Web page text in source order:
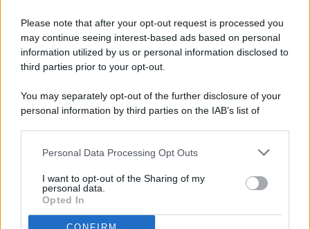
Please note that after your opt-out request is processed you
may continue seeing interest-based ads based on personal
information utilized by us or personal information disclosed to
third parties prior to your opt-out.
You may separately opt-out of the further disclosure of your
personal information by third parties on the IAB’s list of
This information may also be disclosed by us to third parties
disclose it to other third parties.
Personal Data Processing Opt Outs
I want to opt-out of the Sharing of my
personal data.
Opted In
CONFIRM
1336/2020
ISCRIZIONE AL ROC N. 35792 – ISCRITTA ALL’ANSO
(ASSOCIAZIONE NAZIONALE STAMPA ONLINE)
PREFERENZE PRIVACY
MAPPA DEL SITO